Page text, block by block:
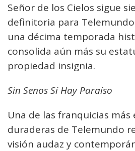
Señor de los Cielos sigue
definitoria para
una décima temporada
consolida aún más su
propiedad insignia.
Sin Senos Sí Hay Paraíso
Una de las franquicias más
duraderas de Telemundo
visión audaz y